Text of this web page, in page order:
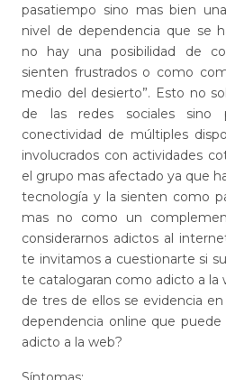
pasatiempo sino mas bien
nivel de dependencia que se
no hay una posibilidad de
sienten frustrados o como
medio del desierto”. Esto no
de las redes sociales sino
conectividad de múltiples
involucrados con actividades
el grupo mas afectado ya que
tecnología y la sienten como
mas no como un
considerarnos adictos al
te invitamos a cuestionarte si
te catalogaran como adicto a la
de tres de ellos se evidencia
dependencia online que puede
adicto a la web?